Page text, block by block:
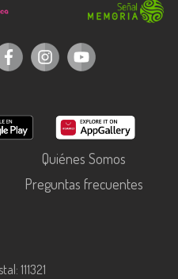
Quiénes Somos
Preguntas frecuentes
111321